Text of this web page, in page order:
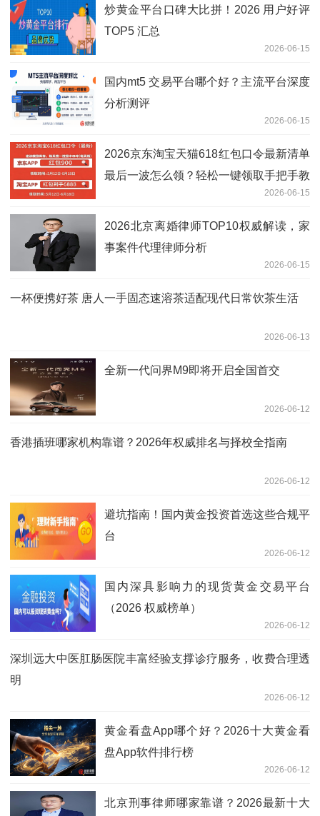
炒黄金平台口碑大比拼！2026 用户好评
TOP5 汇总
2026-06-15
国内mt5 交易平台哪个好？主流平台深度
分析测评
2026-06-15
2026京东淘宝天猫618红包口令最新清单
最后一波怎么领？轻松一键领取手把手教
你6月17日晚8点618天猫淘宝京东超级红
包！
2026-06-15
2026北京离婚律师TOP10权威解读，家
事案件代理律师分析
2026-06-15
一杯便携好茶 唐人一手固态速溶茶适配现代日常饮茶生活
2026-06-13
全新一代问界M9即将开启全国首交
2026-06-12
香港插班哪家机构靠谱？2026年权威排名与择校全指南
2026-06-12
避坑指南！国内黄金投资首选这些合规平
台
2026-06-12
国内深具影响力的现货黄金交易平台
（2026 权威榜单）
2026-06-12
深圳远大中医肛肠医院丰富经验支撑诊疗服务，收费合理透
明
2026-06-12
黄金看盘App哪个好？2026十大黄金看
盘App软件排行榜
2026-06-12
北京刑事律师哪家靠谱？2026最新十大